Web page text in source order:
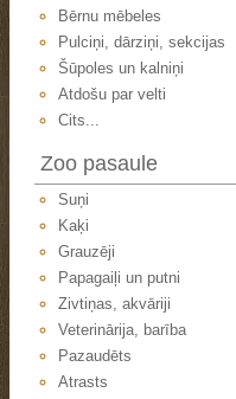
Bērnu mēbeles
Pulciņi, dārziņi, sekcijas
Šūpoles un kalniņi
Atdošu par velti
Cits...
Zoo pasaule
Suņi
Kaķi
Grauzēji
Papagaiļi un putni
Zivtiņas, akvāriji
Veterinārija, barība
Pazaudēts
Atrasts